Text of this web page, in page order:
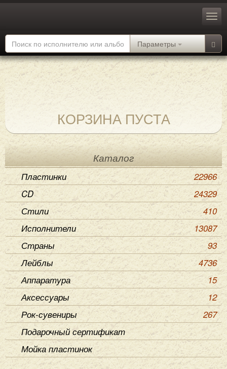
Параметры
КОРЗИНА ПУСТА
Каталог
Пластинки
22966
CD
24329
Стили
410
Исполнители
13087
Страны
93
Лейблы
4736
Аппаратура
15
Аксессуары
12
Рок-сувениры
267
Подарочный сертификат
Мойка пластинок